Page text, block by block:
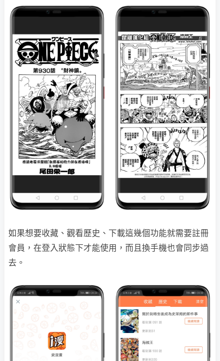
如果想要收藏、觀看歷史、下載這幾個功能就需要註冊
會員，在登入狀態下才能使用，而且換手機也會同步過
去。